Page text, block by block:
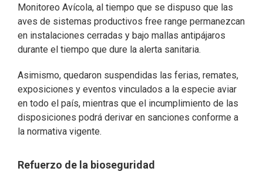
Monitoreo Avícola, al tiempo que se dispuso que las
aves de sistemas productivos free range permanezcan
en instalaciones cerradas y bajo mallas antipájaros
durante el tiempo que dure la alerta sanitaria.
Asimismo, quedaron suspendidas las ferias, remates,
exposiciones y eventos vinculados a la especie aviar
en todo el país, mientras que el incumplimiento de las
disposiciones podrá derivar en sanciones conforme a
la normativa vigente.
Refuerzo de la bioseguridad